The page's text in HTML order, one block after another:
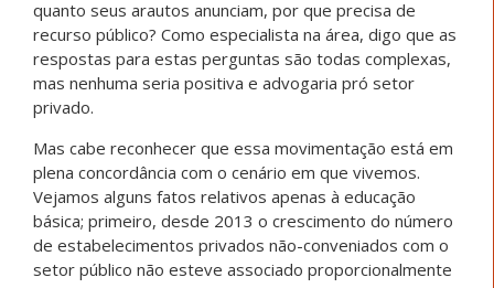
quanto seus arautos anunciam, por que precisa de
recurso público? Como especialista na área, digo que as
respostas para estas perguntas são todas complexas,
mas nenhuma seria positiva e advogaria pró setor
privado.
Mas cabe reconhecer que essa movimentação está em
plena concordância com o cenário em que vivemos.
Vejamos alguns fatos relativos apenas à educação
básica; primeiro, desde 2013 o crescimento do número
de estabelecimentos privados não-conveniados com o
setor público não esteve associado proporcionalmente